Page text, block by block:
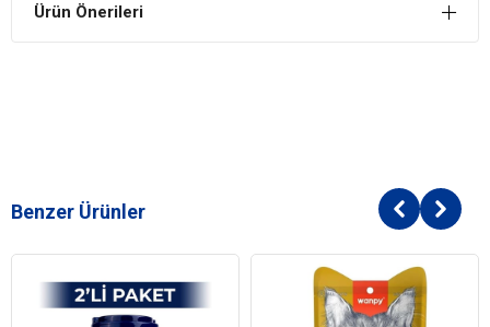
Bileşim
Analiz Raporu
Ham Yağ %0,5
Ham Lif %0,1
Ham Kül %1,5
Ürün Önerileri
Benzer Ürünler